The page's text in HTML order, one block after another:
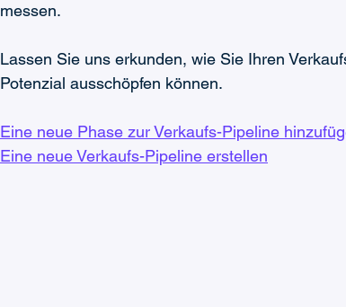
messen.
Lassen Sie uns erkunden, wie Sie Ihren
Potenzial ausschöpfen können.
Eine neue Phase zur Verkaufs-Pipeline
Eine neue Verkaufs-Pipeline erstellen